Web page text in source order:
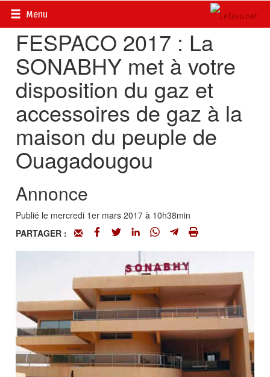
Menu
Accueil> FESPACO 2017
FESPACO 2017 : La
SONABHY met à votre
disposition du gaz et
accessoires de gaz à la
maison du peuple de
Ouagadougou
Annonce
Publié le mercredi 1er mars 2017 à 10h38min
PARTAGER :